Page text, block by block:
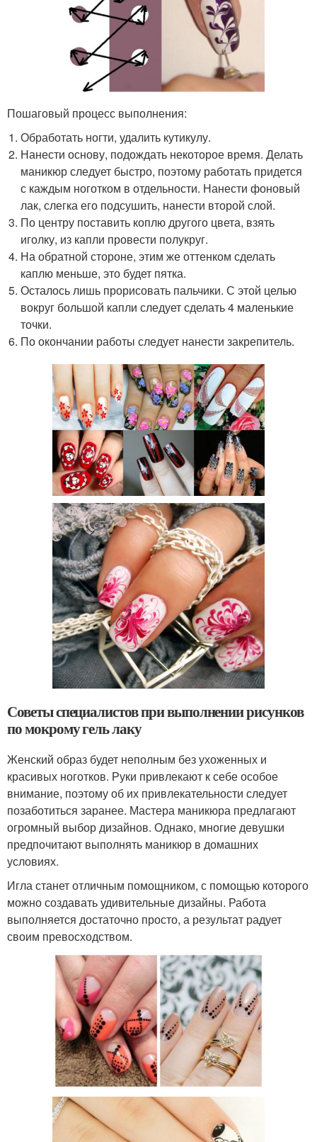
Пошаговый процесс выполнения:
Обработать ногти, удалить кутикулу.
Нанести основу, подождать некоторое время. Делать
маникюр следует быстро, поэтому работать придется
с каждым ноготком в отдельности. Нанести фоновый
лак, слегка его подсушить, нанести второй слой.
По центру поставить коплю другого цвета, взять
иголку, из капли провести полукруг.
На обратной стороне, этим же оттенком сделать
каплю меньше, это будет пятка.
Осталось лишь прорисовать пальчики. С этой целью
вокруг большой капли следует сделать 4 маленькие
точки.
По окончании работы следует нанести закрепитель.
Советы специалистов при выполнении рисунков
по мокрому гель лаку
Женский образ будет неполным без ухоженных и
красивых ноготков. Руки привлекают к себе особое
внимание, поэтому об их привлекательности следует
позаботиться заранее. Мастера маникюра предлагают
огромный выбор дизайнов. Однако, многие девушки
предпочитают выполнять маникюр в домашних
условиях.
Игла станет отличным помощником, с помощью которого
можно создавать удивительные дизайны. Работа
выполняется достаточно просто, а результат радует
своим превосходством.